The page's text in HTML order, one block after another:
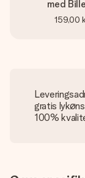
med
159,00
gratis
100%